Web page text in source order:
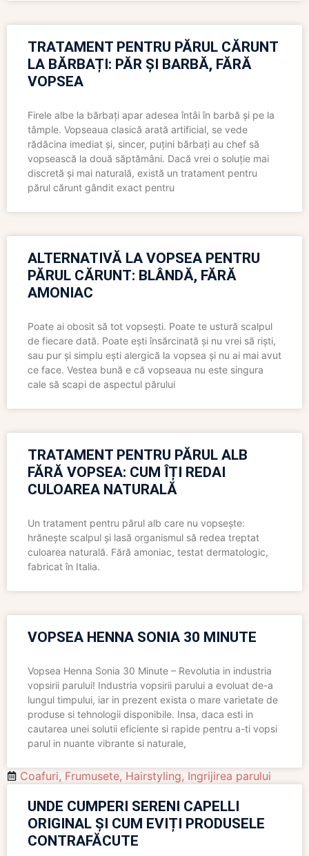
TRATAMENT PENTRU PĂRUL CĂRUNT
LA BĂRBAȚI: PĂR ȘI BARBĂ, FĂRĂ
VOPSEA
Firele albe la bărbați apar adesea întâi în barbă și pe la
tâmple. Vopseaua clasică arată artificial, se vede
rădăcina imediat și, sincer, puțini bărbați au chef să
vopsească la două săptămâni. Dacă vrei o soluție mai
discretă și mai naturală, există un tratament pentru
părul cărunt gândit exact pentru
ALTERNATIVĂ LA VOPSEA PENTRU
PĂRUL CĂRUNT: BLÂNDĂ, FĂRĂ
AMONIAC
Poate ai obosit să tot vopsești. Poate te ustură scalpul
de fiecare dată. Poate ești însărcinată și nu vrei să riști,
sau pur și simplu ești alergică la vopsea și nu ai mai avut
ce face. Vestea bună e că vopseaua nu este singura
cale să scapi de aspectul părului
TRATAMENT PENTRU PĂRUL ALB
FĂRĂ VOPSEA: CUM ÎȚI REDAI
CULOAREA NATURALĂ
Un tratament pentru părul alb care nu vopsește:
hrănește scalpul și lasă organismul să redea treptat
culoarea naturală. Fără amoniac, testat dermatologic,
fabricat în Italia.
VOPSEA HENNA SONIA 30 MINUTE
Vopsea Henna Sonia 30 Minute – Revolutia in industria
vopsirii parului! Industria vopsirii parului a evoluat de-a
lungul timpului, iar in prezent exista o mare varietate de
produse si tehnologii disponibile. Insa, daca esti in
cautarea unei solutii eficiente si rapide pentru a-ti vopsi
parul in nuante vibrante si naturale,
Coafuri, Frumusete, Hairstyling, Ingrijirea parului
UNDE CUMPERI SERENI CAPELLI
ORIGINAL ȘI CUM EVIȚI PRODUSELE
CONTRAFĂCUTE